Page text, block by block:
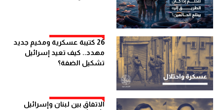
26 كتيبة عسكرية ومخيم جديد
مهدد.. كيف تعيد إسرائيل
تشكيل الضفة؟
الاتفاق بين لبنان وإسرائيل